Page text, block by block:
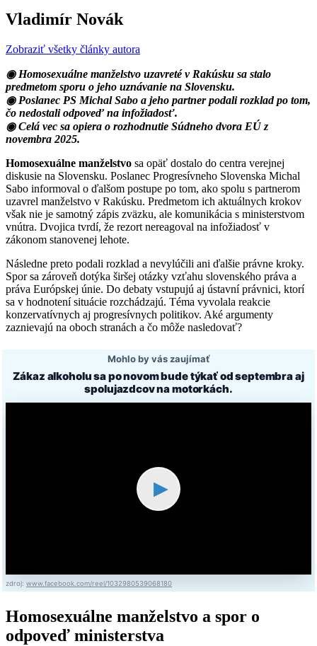
Vladimír Novák
Zobraziť všetky články autora
◉ Homosexuálne manželstvo uzavreté v Rakúsku sa stalo
predmetom sporu o jeho uznávanie na Slovensku.
◉ Poslanec PS Michal Sabo a jeho partner podali rozklad po tom,
čo nedostali odpoveď na infožiadosť.
◉ Celá vec sa opiera o rozhodnutie Súdneho dvora EÚ z
novembra 2025.
Homosexuálne manželstvo sa opäť dostalo do centra verejnej
diskusie na Slovensku. Poslanec Progresívneho Slovenska Michal
Sabo informoval o ďalšom postupe po tom, ako spolu s partnerom
uzavrel manželstvo v Rakúsku. Predmetom ich aktuálnych krokov
však nie je samotný zápis zväzku, ale komunikácia s ministerstvom
vnútra. Dvojica tvrdí, že rezort nereagoval na infožiadosť v
zákonom stanovenej lehote.
Následne preto podali rozklad a nevylúčili ani ďalšie právne kroky.
Spor sa zároveň dotýka širšej otázky vzťahu slovenského práva a
práva Európskej únie. Do debaty vstupujú aj ústavní právnici, ktorí
sa v hodnotení situácie rozchádzajú. Téma vyvolala reakcie
konzervatívnych aj progresívnych politikov. Aké argumenty
zaznievajú na oboch stranách a čo môže nasledovať?
Mohlo by vás zaujímať
Zákaz alkoholu sa po novom bude týkať od septembra aj
spolujazdcov na motorkách.
▶
zdroj: www.facebook.com/reel/1032980539068180
Homosexuálne manželstvo a spor o
odpoveď ministerstva